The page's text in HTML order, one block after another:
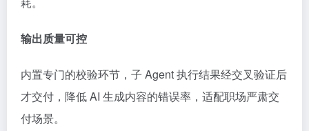
输出质量可控
内置专门的校验环节，子 Agent 执行结果经交叉验证后
才交付，降低 AI 生成内容的错误率，适配职场严肃交
付场景。